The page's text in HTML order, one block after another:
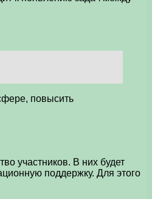
повысить
участников. В них будет
поддержку. Для этого